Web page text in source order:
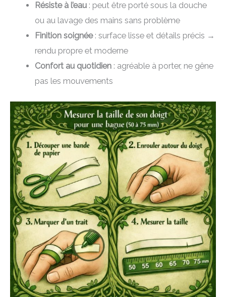
Résiste à l’eau : peut être porté sous la douche
ou au lavage des mains sans problème
Finition soignée: surface lisse et détails précis →
rendu propre et moderne
Confort au quotidien : agréable à porter, ne gêne
pas les mouvements